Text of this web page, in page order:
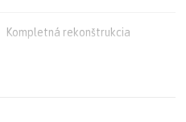
Kompletná rekonštrukcia